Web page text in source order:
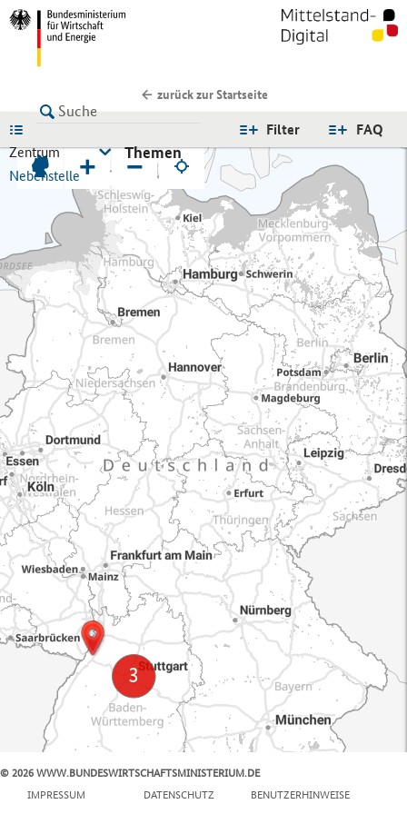
zurück zur Startseite
FAQ
Filter
Zentrum
Nebenstelle
Themen
+ −
© 2026 WWW.BUNDESWIRTSCHAFTSMINISTERIUM.DE
IMPRESSUM
DATENSCHUTZ BENUTZERHINWEISE